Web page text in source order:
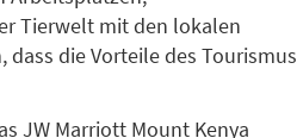
Tierwelt mit den lokalen
die Vorteile des Tourismus
JW Marriott Mount Kenya